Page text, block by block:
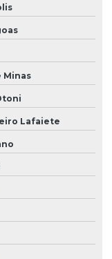
Minas
Lafaiete